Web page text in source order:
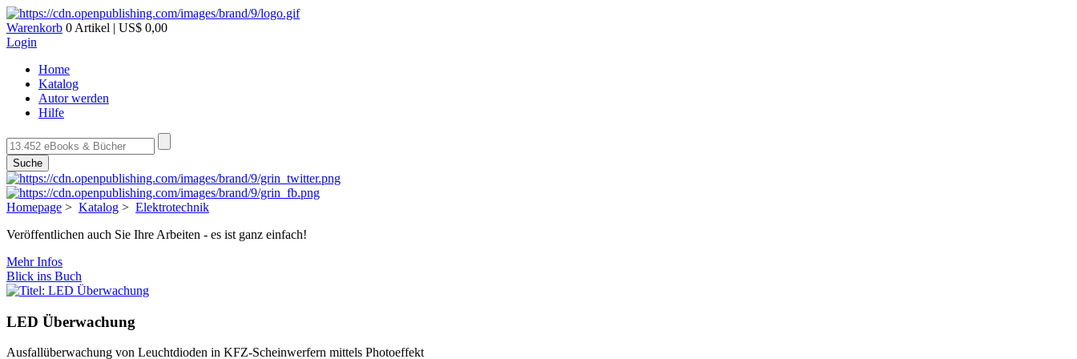
Warenkorb 0 Artikel | US$ 0,00
Login
Home
Katalog
Autor werden
Hilfe
Suche
Homepage > Katalog > Elektrotechnik
Veröffentlichen auch Sie Ihre Arbeiten - es ist ganz einfach!
Mehr Infos
Blick ins Buch
LED Überwachung
Ausfallüberwachung von Leuchtdioden in KFZ-Scheinwerfern mittels Photoeffekt